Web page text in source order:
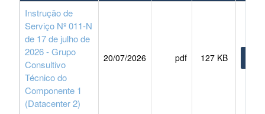
Instrução de
Serviço Nº 011-N
de 17 de julho de
2026 - Grupo
Consultivo
Técnico do
Componente 1
(Datacenter 2)
20/07/2026 pdf 127 KB